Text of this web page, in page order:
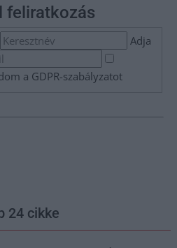
feliratkozás
Adja
a GDPR-szabályzatot
24 cikke